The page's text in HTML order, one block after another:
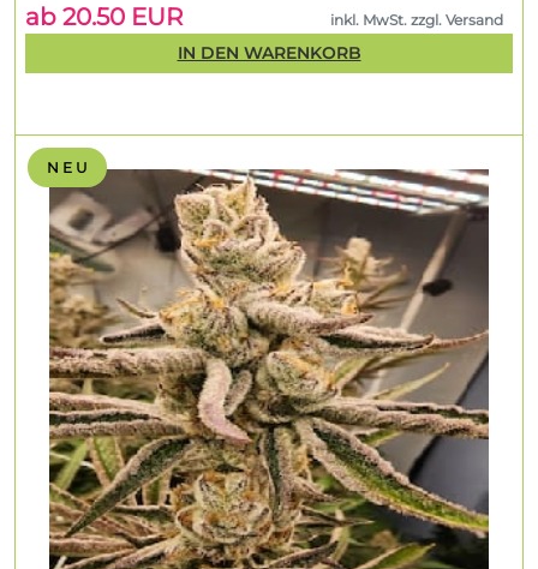
N E U
ab 20.50 EUR
inkl. MwSt. zzgl. Versand
IN DEN WARENKORB